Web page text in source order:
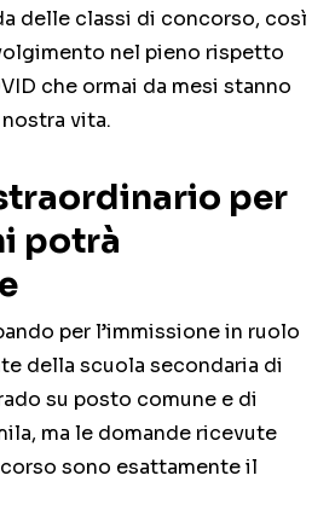
delle classi di concorso, così
nel pieno rispetto
che ormai da mesi stanno
vita.
per
potrà
per l’immissione in ruolo
della scuola secondaria di
su posto comune e di
ma le domande ricevute
sono esattamente il